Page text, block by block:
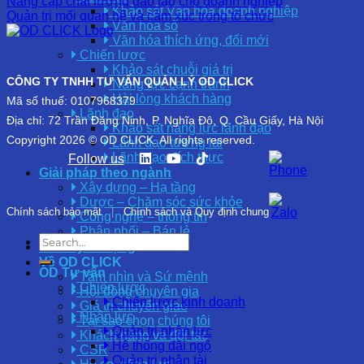
Khảo sát Văn hóa doanh nghiệp
Văn hóa số
Văn hóa thích ứng, đổi mới
Chiến lược
Khảo sát chuỗi giá trị
Năng lực cạnh tranh
Hài lòng khách hàng
Lãnh đạo
Khảo sát năng lực lãnh đạo
Lãnh đạo tương lai
Lãnh đạo đích thực
Giải pháp theo ngành
Xây dựng – Hạ tầng
Dược – Chăm sóc sức khỏe
Công nghệ – thông tin
Phân phối – Bán lẻ
OD Tuyển dụng
Về OD CLICK
Tầm nhìn và Sứ mệnh
Hội đồng chuyên gia
Giá trị chuyển giao
Tại sao chọn chúng tôi
Khách hàng và đối tác
CSR
Quản trị mối quan hệ và cảm xúc trong tổ chức
CÔNG TY TNHH TƯ VẤN QUẢN LÝ OD CLICK
Mã số thuế: 0107968379
Địa chỉ: 72 Trần Đăng Ninh, P. Nghĩa Đô, Q. Cầu Giấy, Hà Nội
Copyright 2026 © OD CLICK. All rights reserved.
Follow us
Chính sách bảo mật | Chính sách và Quy định chung
OD Tư vấn
Chiến lược
Chiến lược kinh doanh
Nhân lực
Quản trị nhân lực
Hệ thống đãi ngộ
Quản trị nhân tài